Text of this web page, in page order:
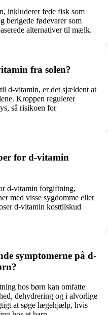
inkluderer fede fisk som
berigede fødevarer som
alternativer til mælk.
fra solen?
d-vitamin, er det sjældent at
Kroppen regulerer
så risikoen for
for d-vitamin
d-vitamin forgiftning,
med visse sygdomme eller
d-vitamin kosttilskud
symptomerne på d-
hos børn kan omfatte
dehydrering og i alvorlige
at søge lægehjælp, hvis